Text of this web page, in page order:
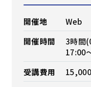
開催地
Web
開催時間
3時間
17:00
受講費用